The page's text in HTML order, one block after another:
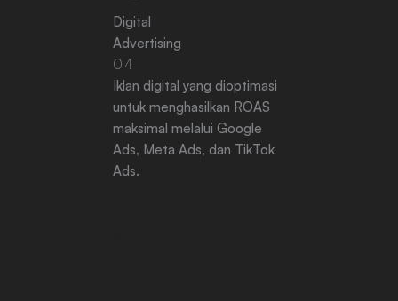
Digital
Advertising
04
Iklan digital yang dioptimasi
untuk menghasilkan ROAS
maksimal melalui Google
Ads, Meta Ads, dan TikTok
Ads.